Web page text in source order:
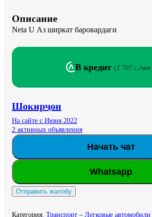
Описание
Neta U Аз ширкат баровардаги
В кредит (2 707 c./мес.
Шокирҷон
На сайте с Июня 2022
2 активных объявления
Начать чат
Whatsapp
Отправить жалобу
Категория: Транспорт – Легковые автомобили